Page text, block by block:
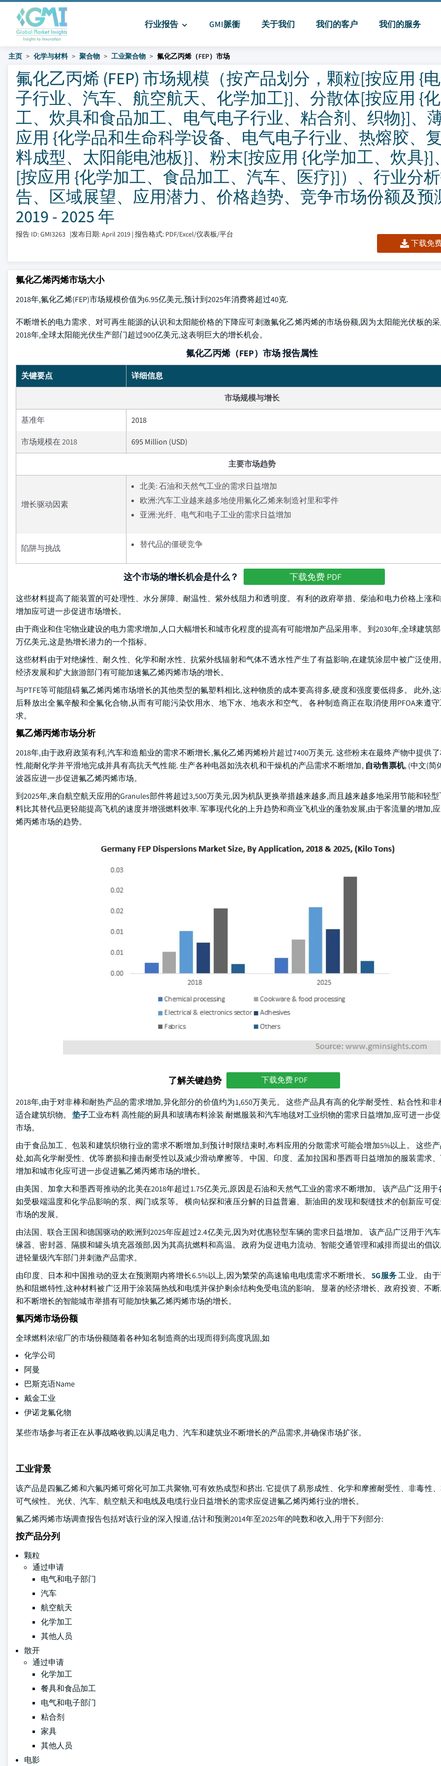
行业报告 GMI脈衝 关于我们 我们的客户 我们的服务
主页 化学与材料 聚合物 工业聚合物 氟化乙丙烯（FEP）市场
氟化乙丙烯 (FEP) 市场规模（按产品划分，颗粒[按应用 {
子行业、汽车、航空航天、化学加工}]、分散体[按应用 {
工、炊具和食品加工、电气电子行业、粘合剂、织物}]、
应用 {化学品和生命科学设备、电气电子行业、热熔胶、
料成型、太阳能电池板}]、粉末[按应用 {化学加工、炊具}]
[按应用 {化学加工、食品加工、汽车、医疗}]）、行业分
告、区域展望、应用潜力、价格趋势、竞争市场份额及预
2019 - 2025 年
报告 ID: GMI3263 |发布日期: April 2019 | 报告格式: PDF/Excel/仪表板/平台
下载免
氟化乙烯丙烯市场大小
2018年,氟化乙烯(FEP)市场规模价值为6.95亿美元,预计到2025年消费将超过40克.
不断增长的电力需求、对可再生能源的认识和太阳能价格的下降应可刺激氟化乙烯丙烯的市场份额,因为太阳能光伏板的采
2018年,全球太阳能光伏生产部门超过900亿美元,这表明巨大的增长机会。
氟化乙丙烯（FEP）市场 报告属性
关键要点 详细信息
市场规模与增长
基准年 2018
市场规模在 2018 695 Million (USD)
主要市场趋势
增长驱动因素
北美: 石油和天然气工业的需求日益增加
欧洲:汽车工业越来越多地使用氟化乙烯来制造衬里和零件
亚洲:光纤、电气和电子工业的需求日益增加
陷阱与挑战 替代品的僵硬竞争
这个市场的增长机会是什么？ 下载免费 PDF
这些材料提高了能装置的可处理性、水分屏障、耐温性、紫外线阻力和透明度。 有利的政府举措、柴油和电力价格上涨
增加应可进一步促进市场增长。
由于商业和住宅物业建设的电力需求增加,人口大幅增长和城市化程度的提高有可能增加产品采用率。 到2030年,全球建筑
万亿美元,这是热增长潜力的一个指标。
这些材料由于对绝缘性、耐久性、化学和耐水性、抗紫外线辐射和气体不透水性产生了有益影响,在建筑涂层中被广泛使用
经济发展和扩大旅游部门有可能加速氟乙烯丙烯市场的增长。
与PTFE等可能阻碍氟乙烯丙烯市场增长的其他类型的氟塑料相比,这种物质的成本要高得多,硬度和强度要低得多。 此外,
后释放出全氟辛酸和全氟化合物,从而有可能污染饮用水、地下水、地表水和空气。 各种制造商正在取消使用PFOA来遵
求。
氟乙烯丙烯市场分析
2018年,由于政府政策有利,汽车和造船业的需求不断增长,氟化乙烯丙烯粉片超过7400万美元. 这些粉末在最终产物中提供
性,能耐化学并平滑地完成并具有高抗天气性能. 生产各种电器如洗衣机和干燥机的产品需求不断增加, 自动售票机, (中文(简
波器应进一步促进氟乙烯丙烯市场。
到2025年,来自航空航天应用的Granules部件将超过3,500万美元,因为机队更换举措越来越多,而且越来越多地采用节能和轻
料比其替代品更轻能提高飞机的速度并增强燃料效率. 军事现代化的上升趋势和商业飞机业的蓬勃发展,由于客流量的增加,
烯丙烯市场的趋势。
了解关键趋势 下载免费 PDF
2018年,由于对非棒和耐热产品的需求增加,异化部分的价值约为1,650万美元。 这些产品具有高的化学耐受性、粘合性和
适合建筑织物。垫子工业布料 高性能的厨具和玻璃布料涂装 耐燃服装和汽车地毯对工业织物的需求日益增加,应可进一步
市场。
由于食品加工、包装和建筑织物行业的需求不断增加,到预计时限结束时,布料应用的分散需求可能会增加5%以上。 这些
处,如高化学耐受性、优等磨损和撞击耐受性以及减少滑动摩擦等。 中国、印度、孟加拉国和墨西哥日益增加的服装需求
增加和城市化应可进一步促进氟乙烯丙烯市场的增长。
由美国、加拿大和墨西哥推动的北美在2018年超过1.75亿美元,原因是石油和天然气工业的需求不断增加。 该产品广泛用于
如受极端温度和化学品影响的泵、阀门或泵等。 横向钻探和液压分解的日益普遍、新油田的发现和裂缝技术的创新应可
市场的发展。
由法国、联合王国和德国驱动的欧洲到2025年应超过2.4亿美元,因为对优惠轻型车辆的需求日益增加。 该产品广泛用于汽
缘器、密封器、隔膜和罐头填充器颈部,因为其高抗燃料和高温。 政府为促进电力流动、智能交通管理和减排而提出的倡
进轻量级汽车部门并刺激产品需求。
由印度、日本和中国推动的亚太在预测期内将增长6.5%以上,因为繁荣的高速输电电缆需求不断增长。5G服务工业。 由
热和阻燃特性,这种材料被广泛用于涂装隔热线和电缆并保护剩余结构免受电流的影响。 显著的经济增长、政府投资、不
和不断增长的智能城市举措有可能加快氟乙烯丙烯市场的增长。
氟丙烯市场份额
全球燃料浓缩厂的市场份额随着各种知名制造商的出现而得到高度巩固,如
化学公司
阿曼
巴斯克语Name
戴金工业
伊诺龙氟化物
某些市场参与者正在从事战略收购,以满足电力、汽车和建筑业不断增长的产品需求,并确保市场扩张。
工业背景
该产品是四氟乙烯和六氟丙烯可熔化可加工共聚物,可有效热成型和挤出. 它提供了易形成性、化学和摩擦耐受性、非毒性
可气候性。 光伏、汽车、航空航天和电线及电缆行业日益增长的需求应促进氟乙烯丙烯行业的增长。
氟乙烯丙烯市场调查报告包括对该行业的深入报道,估计和预测2014年至2025年的吨数和收入,用于下列部分:
按产品分列
颗粒
通过申请
电气和电子部门
汽车
航空航天
化学加工
其他人员
散开
通过申请
化学加工
餐具和食品加工
电气和电子部门
粘合剂
家具
其他人员
电影